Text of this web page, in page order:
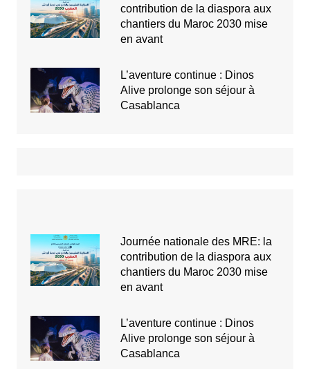
contribution de la diaspora aux
chantiers du Maroc 2030 mise
en avant
L’aventure continue : Dinos
Alive prolonge son séjour à
Casablanca
Journée nationale des MRE: la
contribution de la diaspora aux
chantiers du Maroc 2030 mise
en avant
L’aventure continue : Dinos
Alive prolonge son séjour à
Casablanca